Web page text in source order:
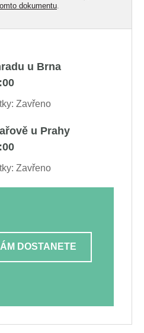
dokumentu.
u Brna
Zavřeno
u Prahy
Zavřeno
DOSTANETE